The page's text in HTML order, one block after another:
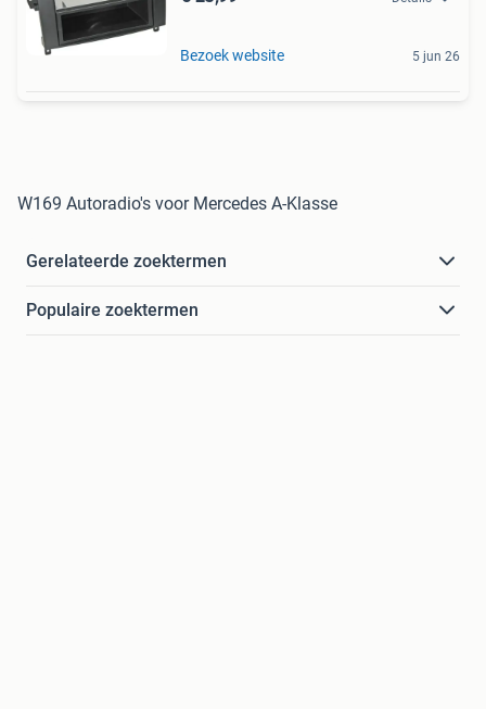
Bezoek website 5 jun 26
W169 Autoradio's voor Mercedes A-Klasse
Gerelateerde zoektermen
Populaire zoektermen